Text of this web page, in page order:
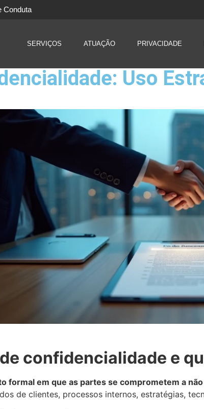
Conduta
SERVIÇOS ATUAÇÃO PRIVACIDADE
Uso
confidencialidade e
formal em que as partes se comprometem a
de clientes, processos internos, estratégias,